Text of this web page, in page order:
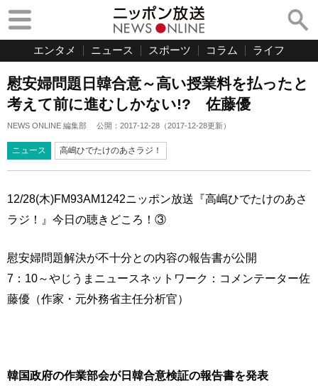
エンタメ ニュース スポーツ コラム ライフ
慰安婦問題日韓合意～高い授業料を払ったと
考えて前に進むしかない!? 佐藤優
NEWS ONLINE 編集部 公開： 2017-12-28 （2017-12-28更新）
ニュース 高嶋ひでたけのあさラジ！
12/28(木)FM93AM1242ニッポン放送『高嶋ひでたけのあさ
ラジ！』今日の聴きどころ！③
慰安婦問題解決が不十分との内容の報告書が公開
7：10～やじうまニュースネットワーク：コメンテーター佐
藤優（作家・元外務省主任分析官）
韓国政府の作業部会が日韓合意検証の報告書を発表